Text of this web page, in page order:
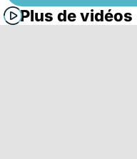
Plus de vidéos